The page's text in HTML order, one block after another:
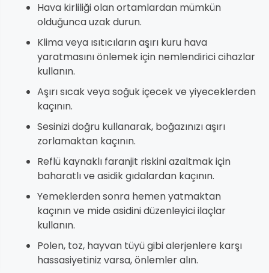
Hava kirliliği olan ortamlardan mümkün
olduğunca uzak durun.
Klima veya ısıtıcıların aşırı kuru hava
yaratmasını önlemek için nemlendirici cihazlar
kullanın.
Aşırı sıcak veya soğuk içecek ve yiyeceklerden
kaçının.
Sesinizi doğru kullanarak, boğazınızı aşırı
zorlamaktan kaçının.
Reflü kaynaklı faranjit riskini azaltmak için
baharatlı ve asidik gıdalardan kaçının.
Yemeklerden sonra hemen yatmaktan
kaçının ve mide asidini düzenleyici ilaçlar
kullanın.
Polen, toz, hayvan tüyü gibi alerjenlere karşı
hassasiyetiniz varsa, önlemler alın.